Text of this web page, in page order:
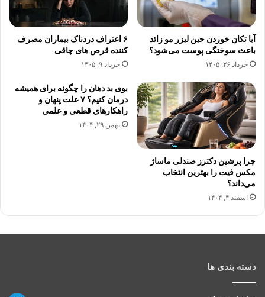
آیا تکان خوردن حین لیزر مو زائد
باعث سوختگی پوست می‌شود؟
خرداد ۲۶, ۱۴۰۵
۶ اعتراف دردناک بیماران مصرف
کننده قرص های چاقی
خرداد ۹, ۱۴۰۵
چرا پرشین دکترز صندلی ماساژ
مکس فیت را بهترین انتخاب
می‌داند؟
اسفند ۴, ۱۴۰۴
بوی بد دهان را چگونه برای همیشه
درمان کنیم؟ ۷ علت پنهان و
راهکارهای قطعی و علمی
بهمن ۲۹, ۱۴۰۴
دسته بندی ها